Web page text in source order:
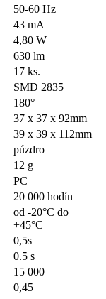
50-60 Hz
43 mA
4,80 W
630 lm
17 ks.
SMD 2835
180°
37 x 37 x 92mm
39 x 39 x 112mm
púzdro
12 g
PC
20 000 hodín
od -20°C do
+45°C
0,5s
0.5 s
15 000
0,45